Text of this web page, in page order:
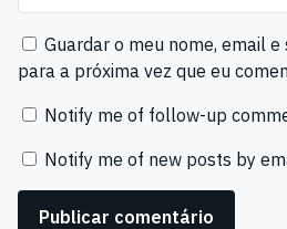
Guardar o meu nome, email
para a próxima vez que eu
Notify me of follow-up
Notify me of new posts by